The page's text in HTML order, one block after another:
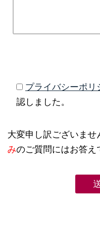
プライバシーポリ
認しました。
大変申し訳ございませ
みのご質問にはお答え